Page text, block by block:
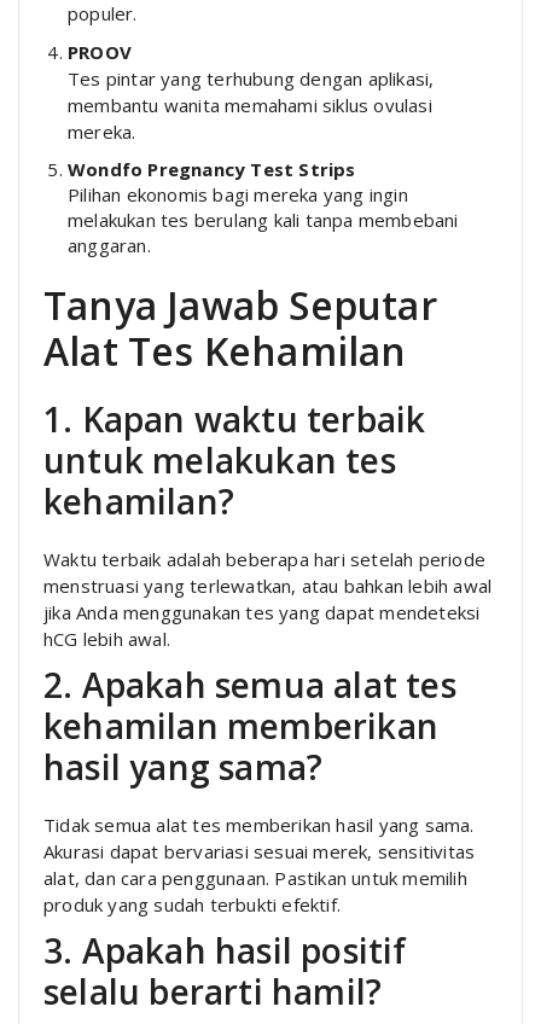
populer.
PROOV
Tes pintar yang terhubung dengan aplikasi,
membantu wanita memahami siklus ovulasi
mereka.
Wondfo Pregnancy Test Strips
Pilihan ekonomis bagi mereka yang ingin
melakukan tes berulang kali tanpa membebani
anggaran.
Tanya Jawab Seputar
Alat Tes Kehamilan
1. Kapan waktu terbaik
untuk melakukan tes
kehamilan?
Waktu terbaik adalah beberapa hari setelah periode
menstruasi yang terlewatkan, atau bahkan lebih awal
jika Anda menggunakan tes yang dapat mendeteksi
hCG lebih awal.
2. Apakah semua alat tes
kehamilan memberikan
hasil yang sama?
Tidak semua alat tes memberikan hasil yang sama.
Akurasi dapat bervariasi sesuai merek, sensitivitas
alat, dan cara penggunaan. Pastikan untuk memilih
produk yang sudah terbukti efektif.
3. Apakah hasil positif
selalu berarti hamil?